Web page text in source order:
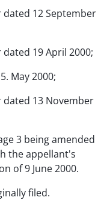
12 September
19 April 2000;
May 2000;
13 November
3 being amended
the appellant's
of 9 June 2000.
filed.